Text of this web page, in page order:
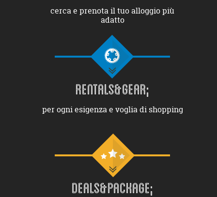
cerca e prenota il tuo alloggio più
adatto
RENTALS&GEAR;
per ogni esigenza e voglia di shopping
DEALS&PACKAGE;